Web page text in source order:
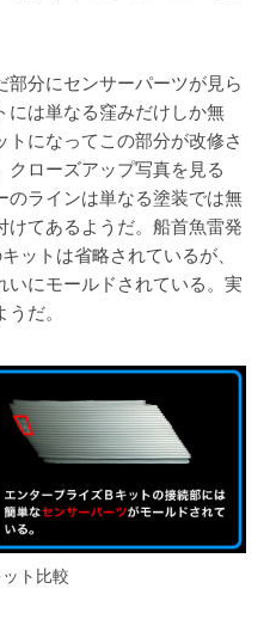
分にセンサーパーツが見ら
には単なる窪みだけしか無
になってこの部分が改修さ
ローズアップ写真を見る
のラインは単なる塗装では無
けてあるようだ。船首魚雷発
ットは省略されているが、
いにモールドされている。実
だ。
ト比較